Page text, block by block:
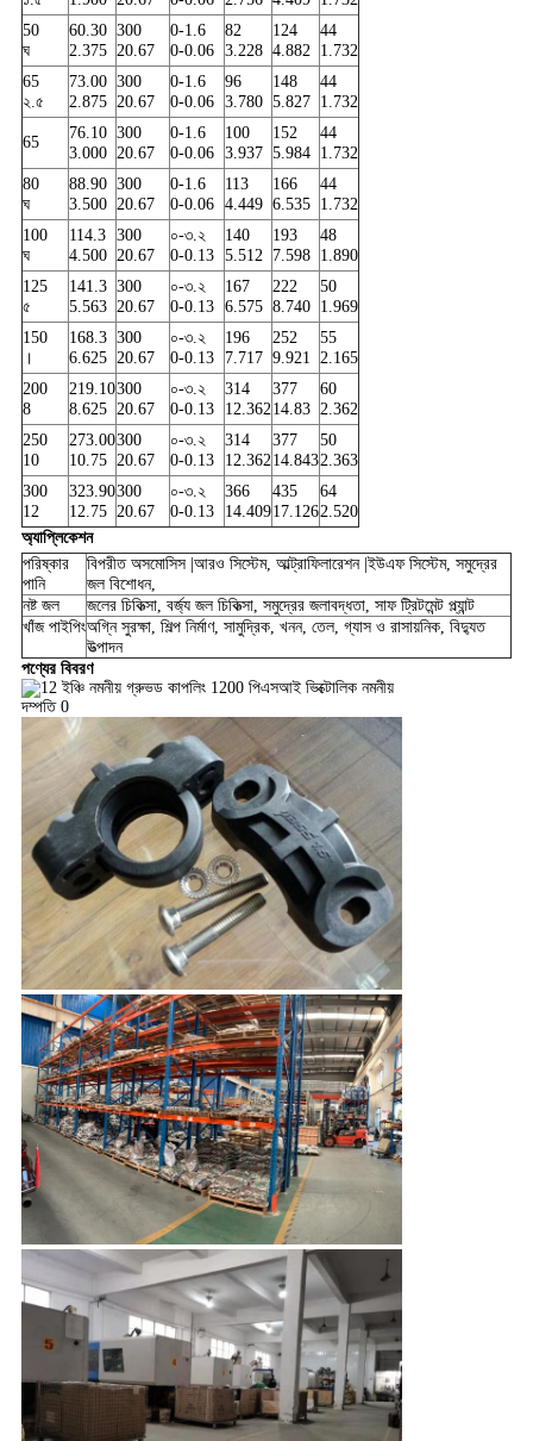
50
ঘ
60.30
2.375
300
20.67
0-1.6
0-0.06
82
3.228
124
4.882
44
1.732
65
২.৫
73.00
2.875
300
20.67
0-1.6
0-0.06
96
3.780
148
5.827
44
1.732
65
76.10
3.000
300
20.67
0-1.6
0-0.06
100
3.937
152
5.984
44
1.732
80
ঘ
88.90
3.500
300
20.67
0-1.6
0-0.06
113
4.449
166
6.535
44
1.732
100
ঘ
114.3
4.500
300
20.67
০-৩.২
0-0.13
140
5.512
193
7.598
48
1.890
125
৫
141.3
5.563
300
20.67
০-৩.২
0-0.13
167
6.575
222
8.740
50
1.969
150
।
168.3
6.625
300
20.67
০-৩.২
0-0.13
196
7.717
252
9.921
55
2.165
200
8
219.10
8.625
300
20.67
০-৩.২
0-0.13
314
12.362
377
14.83
60
2.362
250
10
273.00
10.75
300
20.67
০-৩.২
0-0.13
314
12.362
377
14.843
50
2.363
300
12
323.90
12.75
300
20.67
০-৩.২
0-0.13
366
14.409
435
17.126
64
2.520
অ্যাপ্লিকেশন
পরিষ্কার
পানি
বিপরীত অসমোসিস |আরও সিস্টেম, আল্ট্রাফিলারেশন |ইউএফ সিস্টেম, সমুদ্রের
জল বিশোধন,
নষ্ট জল
জলের চিকিত্সা, বর্জ্য জল চিকিত্সা, সমুদ্রের জলাবদ্ধতা, সাফ ট্রিটমেন্ট প্ল্যান্ট
খাঁজ পাইপিংঅগ্নি সুরক্ষা, শিল্প নির্মাণ, সামুদ্রিক, খনন, তেল, গ্যাস ও রাসায়নিক, বিদ্যুত
উত্পাদন
পণ্যের বিবরণ